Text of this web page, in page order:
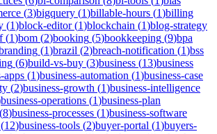
(3)bigquery (1)billable-hours (1)billing
(1)block-editor(1)blockchain (1)blog-strategy
(1)bom (2)booking (5)bookkeeping (9)bpa
(1)brazil (2)breach-notification (1)bss
(6)build-vs-buy (3)business (13)business
apps (1)business-automation (1)business-case
(2)business-growth (1)business-intelligence
business-operations (1)business-plan
(8)business-processes (1)business-software
(12)business-tools (2)buyer-portal (1)buyers-